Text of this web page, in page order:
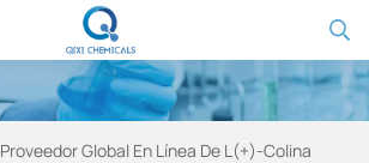
Proveedor Global En Línea De L(+)-Colina